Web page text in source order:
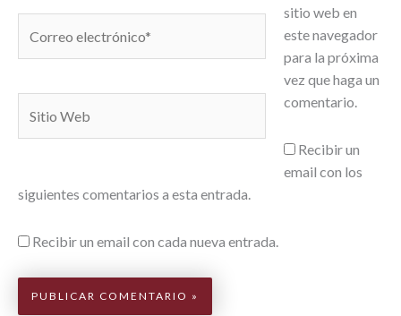
electrónico*
Web
sitio web en
este navegador
para la próxima
vez que haga un
comentario.
Recibir un
email con los
siguientes comentarios a esta entrada.
Recibir un email con cada nueva entrada.